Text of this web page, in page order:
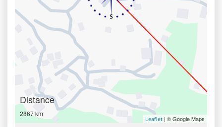
Distance
2867 km
Leaflet | © Google Maps